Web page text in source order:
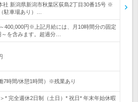
社 新潟県新潟市秋葉区荻島2丁目30番15号 ※
駐車場あり）…
400,000円※上記月給には、月10時間分の固定
を含みます。超過分…
7時間/休憩1時間）※残業あり
* 完全週休2日制（土日）* 祝日* 年末年始休暇